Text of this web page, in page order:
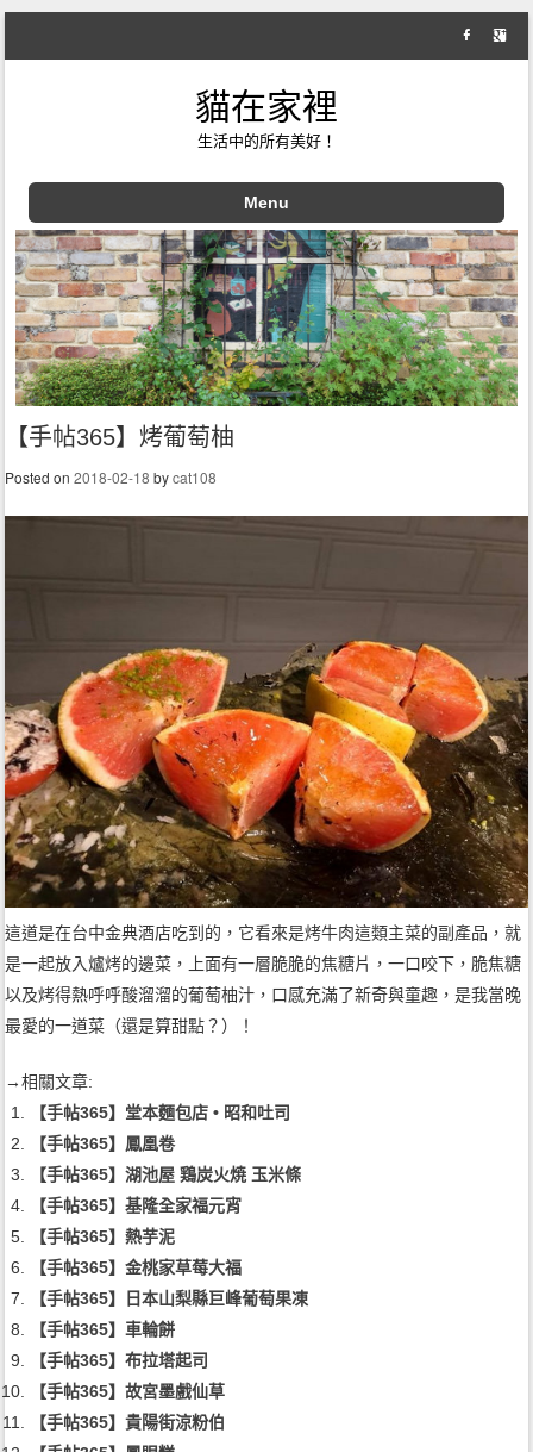
貓在家裡
生活中的所有美好！
Menu
Skip to content
【手帖365】烤葡萄柚
Posted on2018-02-18 bycat108
這道是在台中金典酒店吃到的，它看來是烤牛肉這類主菜的副產品，就
是一起放入爐烤的邊菜，上面有一層脆脆的焦糖片，一口咬下，脆焦糖
以及烤得熱呼呼酸溜溜的葡萄柚汁，口感充滿了新奇與童趣，是我當晚
最愛的一道菜（還是算甜點？）！
→相關文章:
【手帖365】堂本麵包店 • 昭和吐司
【手帖365】鳳凰卷
【手帖365】湖池屋 鶏炭火焼 玉米條
【手帖365】基隆全家福元宵
【手帖365】熱芋泥
【手帖365】金桃家草莓大福
【手帖365】日本山梨縣巨峰葡萄果凍
【手帖365】車輪餅
【手帖365】布拉塔起司
【手帖365】故宮墨戲仙草
【手帖365】貴陽街涼粉伯